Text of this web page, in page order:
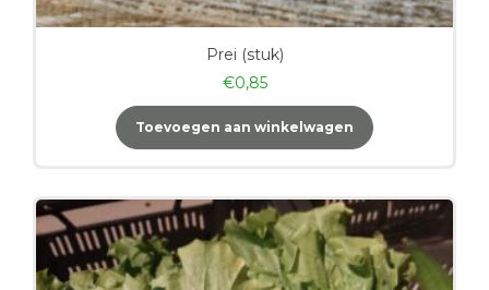
Prei (stuk)
€0,85
Toevoegen aan winkelwagen